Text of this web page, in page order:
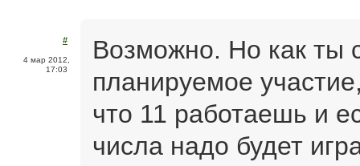
#
4 мар 2012,
17:03
Возможно. Но как ты
планируемое
что 11 работаешь и
числа надо будет